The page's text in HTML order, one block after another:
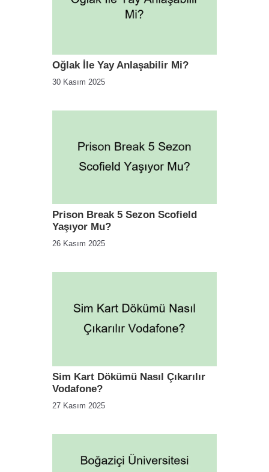
Oğlak İle Yay Anlaşabilir Mi?
30 Kasım 2025
Prison Break 5 Sezon Scofield
Yaşıyor Mu?
26 Kasım 2025
Sim Kart Dökümü Nasıl Çıkarılır
Vodafone?
27 Kasım 2025